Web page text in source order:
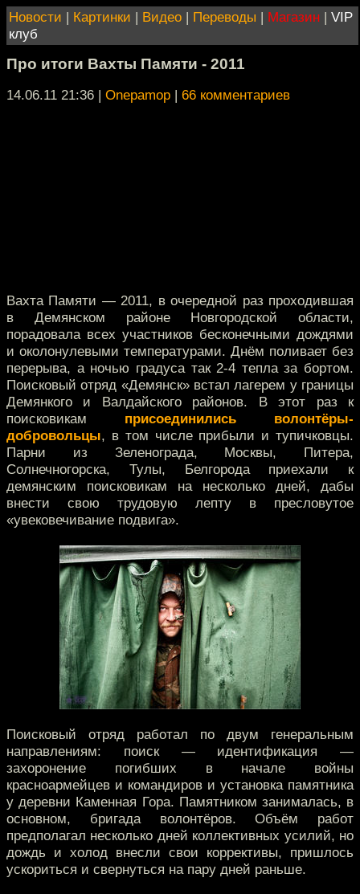
Новости | Картинки | Видео | Переводы | Магазин | VIP
клуб
Про итоги Вахты Памяти - 2011
14.06.11 21:36 | Onepamop | 66 комментариев
Вахта Памяти — 2011, в очередной раз проходившая
в Демянском районе Новгородской области,
порадовала всех участников бесконечными дождями
и околонулевыми температурами. Днём поливает без
перерыва, а ночью градуса так 2-4 тепла за бортом.
Поисковый отряд «Демянск» встал лагерем у границы
Демянкого и Валдайского районов. В этот раз к
поисковикам присоединились волонтёры-
добровольцы, в том числе прибыли и тупичковцы.
Парни из Зеленограда, Москвы, Питера,
Солнечногорска, Тулы, Белгорода приехали к
демянским поисковикам на несколько дней, дабы
внести свою трудовую лепту в пресловутое
«увековечивание подвига».
Поисковый отряд работал по двум генеральным
направлениям: поиск — идентификация —
захоронение погибших в начале войны
красноармейцев и командиров и установка памятника
у деревни Каменная Гора. Памятником занималась, в
основном, бригада волонтёров. Объём работ
предполагал несколько дней коллективных усилий, но
дождь и холод внесли свои коррективы, пришлось
ускориться и свернуться на пару дней раньше.